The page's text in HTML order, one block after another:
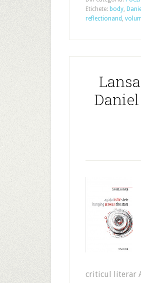
Etichete: body,
reflectionand ,
criticul literar